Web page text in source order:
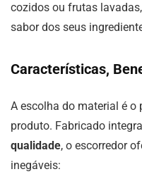
cozidos ou frutas
sabor dos seus
Características,
A escolha do material é o
produto. Fabricado
qualidade, o escorredor
inegáveis: